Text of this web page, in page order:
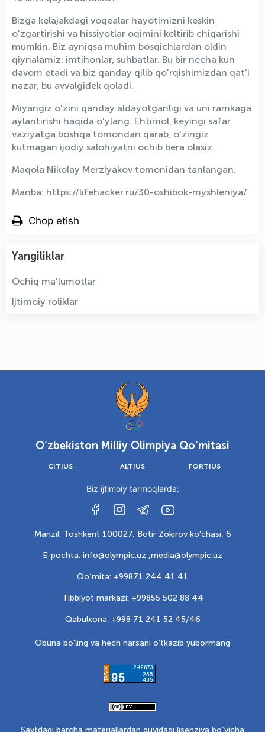
Bizga kelajakdagi voqealar hayotimizni keskin
o'zgartirishi va hissiyotlar oqimini keltirib chiqarishi
mumkin. Biz ayniqsa muhim bosqichlardan oldin
qiynalamiz: imtihonlar, suhbatlar. Bu bir necha kun
davom etadi va biz qanday qilib qo'rqishimizdan qat'i
nazar, bu avvalgidek qoladi.
Miyangiz o'zini qanday aldayotganligi va uni ramkaga
aylantirishi haqida o'ylang. Ehtimol, keyingi safar
vaziyatga boshqa tomondan qarab, o'zingiz
kutmagan ijodiy salohiyatni ochib bera olasiz.
Maqola Nikolay Merzlyakov tomonidan tanlangan.
Manba: https://lifehacker.ru/30-oshibok-myshleniya/
Chop etish
Yangiliklar
Ochiq ma'lumotlar
Ijtimoiy roliklar
O‘zbekiston Milliy Olimpiya Qo‘mitasi
CITIUS ALTIUS FORTIUS
Biz ijtimoiy tarmoqlarda:
Manzil: Toshkent 100027, Botir Zokirov ko'chasi, 6
E-pochta: info@olympic.uz ,media@olympic.uz
Qo‘mita: +99871 244 41 41
Tibbiyot markazi: +99855 502 88 44
Qabulxona: +998 71 241 52 45/46
Obuna bo'ling va hech narsani o'tkazib yubormang
Saytdagi barcha materiallardan quyidagi lisenziya bo‘yicha